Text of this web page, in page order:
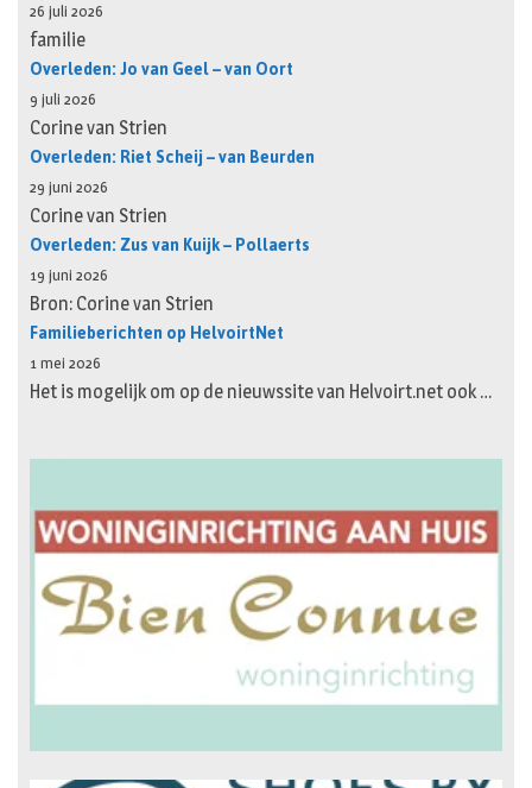
26 juli 2026
familie
Overleden: Jo van Geel – van Oort
9 juli 2026
Corine van Strien
Overleden: Riet Scheij – van Beurden
29 juni 2026
Corine van Strien
Overleden: Zus van Kuijk – Pollaerts
19 juni 2026
Bron: Corine van Strien
Familieberichten op HelvoirtNet
1 mei 2026
Het is mogelijk om op de nieuwssite van Helvoirt.net ook …